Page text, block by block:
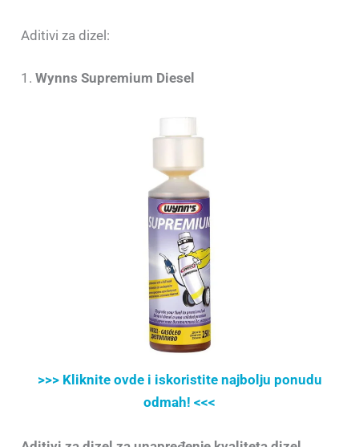
Aditivi za dizel:
1.Wynns Supremium Diesel
>>> Kliknite ovde i iskoristite najbolju ponudu
odmah! <<<